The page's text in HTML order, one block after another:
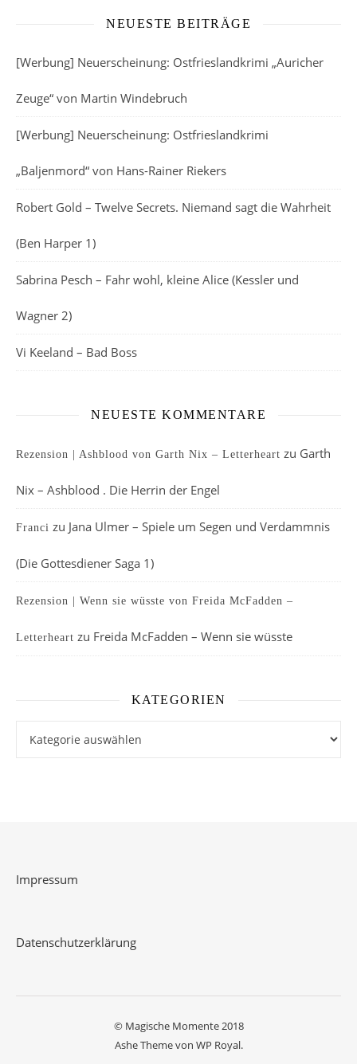
NEUESTE BEITRÄGE
[Werbung] Neuerscheinung: Ostfrieslandkrimi „Auricher
Zeuge“ von Martin Windebruch
[Werbung] Neuerscheinung: Ostfrieslandkrimi
„Baljenmord“ von Hans-Rainer Riekers
Robert Gold – Twelve Secrets. Niemand sagt die Wahrheit
(Ben Harper 1)
Sabrina Pesch – Fahr wohl, kleine Alice (Kessler und
Wagner 2)
Vi Keeland – Bad Boss
NEUESTE KOMMENTARE
Rezension | Ashblood von Garth Nix – Letterheart zu Garth
Nix – Ashblood . Die Herrin der Engel
Franci zu Jana Ulmer – Spiele um Segen und Verdammnis
(Die Gottesdiener Saga 1)
Rezension | Wenn sie wüsste von Freida McFadden –
Letterheart zu Freida McFadden – Wenn sie wüsste
KATEGORIEN
Impressum
Datenschutzerklärung
© Magische Momente 2018
Ashe Theme von WP Royal.